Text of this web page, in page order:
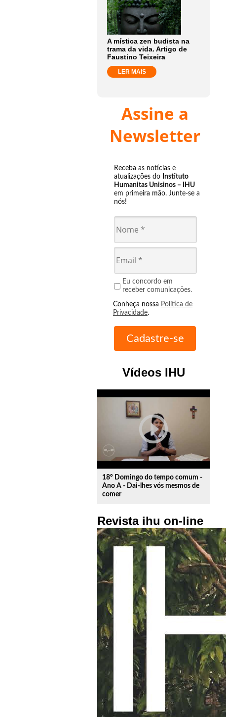
A mística zen budista na
trama da vida. Artigo de
Faustino Teixeira
LER MAIS
Assine a
Newsletter
Receba as notícias e
atualizações do Instituto
Humanitas Unisinos – IHU
em primeira mão. Junte-se a
nós!
Eu concordo em
receber comunicações.
Conheça nossa Política de
Privacidade.
Vídeos IHU
play_circle_outline
18º Domingo do tempo comum -
Ano A - Dai-lhes vós mesmos de
comer
Revista ihu on-line